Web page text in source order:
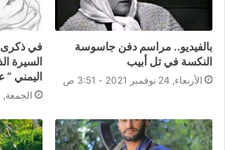
بالفيديو.. مراسم دفن جاسوسة
النكسة في تل أبيب
الأربعاء, 24 نوفمبر 2021 - 3:51 ص
السيرة
اليمني ”
الجمعة, 23 ديسمبر 2022 - 5:27 م